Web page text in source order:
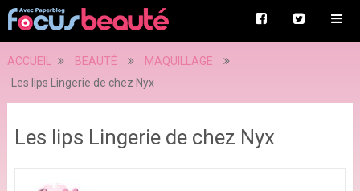
ACCUEIL BEAUTÉ
MAQUILLAGE
Les lips Lingerie de chez Nyx
Les lips Lingerie de chez Nyx